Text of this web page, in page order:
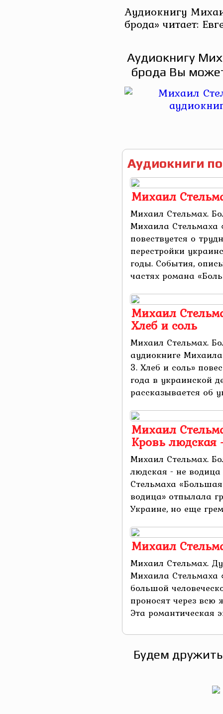
Аудиокнигу
брода» читает:
Аудиокнигу
брода Вы
Аудиокниги
Михаил
Михаил Стельмах.
Михаила Стельмаха
повествуется о
перестройки
годы. События,
частях романа
Михаил
Хлеб и соль
Михаил Стельмах.
аудиокниге
3. Хлеб и соль»
года в украинской
рассказывается об
Михаил
Кровь
Михаил Стельмах.
людская - не
Стельмаха
водица» отпылала
Украине, но еще
Михаил
Михаил Стельмах.
Михаила Стельмаха
большой
проносят через всю
Эта романтическая
Будем